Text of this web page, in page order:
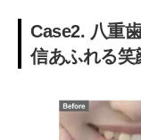
Case2. 八重
信あふれる笑